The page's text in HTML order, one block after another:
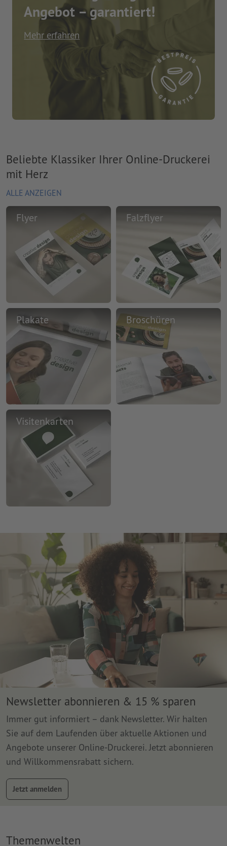
Angebot – garantiert!
Mehr erfahren
Beliebte Klassiker Ihrer Online-Druckerei
mit Herz
ALLE ANZEIGEN
Flyer Falzflyer
Plakate Broschüren
Visitenkarten
Newsletter abonnieren & 15 % sparen
Immer gut informiert – dank Newsletter. Wir halten
Sie auf dem Laufenden über aktuelle Aktionen und
Angebote unserer Online-Druckerei. Jetzt abonnieren
und Willkommensrabatt sichern.
Jetzt anmelden
Themenwelten